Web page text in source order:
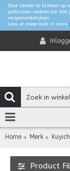
Door verder te klikken op
gebruiken cookies om
vergemakkelijken.
Lees er meer over in onze
Home Merk
Product